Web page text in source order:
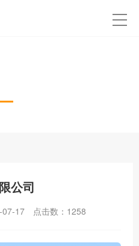
公司
07-17 点击数： 1258